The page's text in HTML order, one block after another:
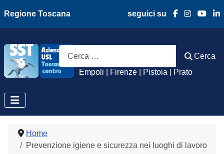
Regione Toscana seguici su
Azienda Usl
Empoli | Firenze | Pistoia | Prato
Cerca
Cerca
Home
Prevenzione igiene e sicurezza nei luoghi di lavoro